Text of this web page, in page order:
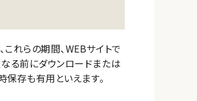
れらの期間、WEBサイトで
る前にダウンロードまたは
存も有用といえます。